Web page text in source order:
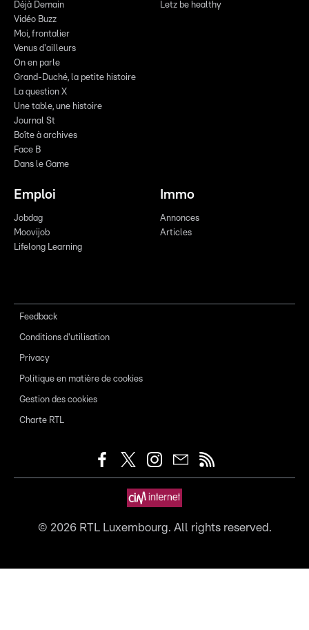
Déjà Demain
Vidéo Buzz
Moi, frontalier
Venus d'ailleurs
On en parle
Grand-Duché, la petite histoire
La question X
Une table, une histoire
Journal St
Boîte à archives
Face B
Dans le Game
Letz be healthy
Emploi
Jobdag
Moovijob
Lifelong Learning
Immo
Annonces
Articles
Feedback
Conditions d'utilisation
Privacy
Politique en matière de cookies
Gestion des cookies
Charte RTL
© 2026RTL Luxembourg. All rights reserved.